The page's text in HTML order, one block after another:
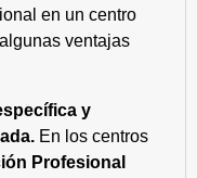
en un centro
ventajas
y
En los centros
Profesional